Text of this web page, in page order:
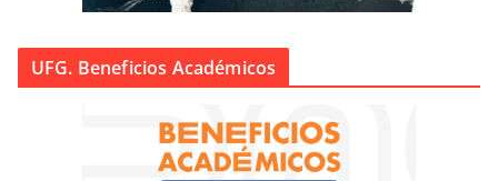
UFG. Beneficios Académicos